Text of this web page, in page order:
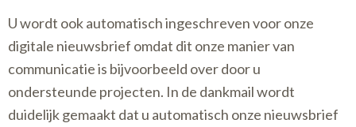
U wordt ook automatisch ingeschreven voor onze
digitale nieuwsbrief omdat dit onze manier van
communicatie is bijvoorbeeld over door u
ondersteunde projecten. In de dankmail wordt
duidelijk gemaakt dat u automatisch onze nieuwsbrief